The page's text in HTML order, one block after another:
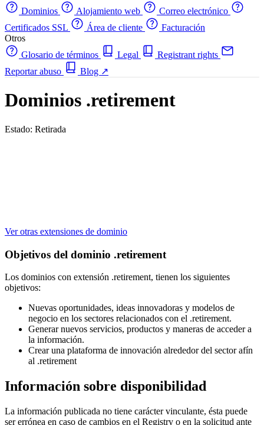
Dominios
Alojamiento web
Correo electrónico
Certificados SSL
Área de cliente
Facturación
Otros
Glosario de términos
Legal
Registrant rights
Reportar abuso
Blog ↗
Dominios .retirement
Estado: Retirada
Ver otras extensiones de dominio
Objetivos del dominio .retirement
Los dominios con extensión .retirement, tienen los siguientes
objetivos:
Nuevas oportunidades, ideas innovadoras y modelos de
negocio en los sectores relacionados con el .retirement.
Generar nuevos servicios, productos y maneras de acceder a
la información.
Crear una plataforma de innovación alrededor del sector afín
al .retirement
Información sobre disponibilidad
La información publicada no tiene carácter vinculante, ésta puede
ser errónea en caso de cambios en el Registry o en la solicitud ante